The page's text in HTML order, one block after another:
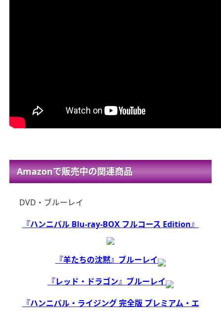
Amazonで販売中の関連商品
DVD・ブルーレイ
『ハンニバル Blu-ray-BOX フルコース Edition』
『羊たちの沈黙』ブルーレイ
『レッド・ドラゴン』ブルーレイ
『ハンニバル・ライジング 完全版 プレミアム・エ